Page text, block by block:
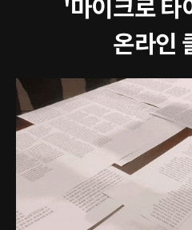
'마이크로 타
온라인